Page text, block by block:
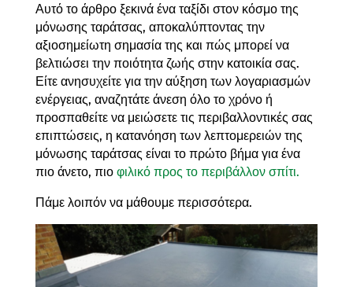
Αυτό το άρθρο ξεκινά ένα ταξίδι στον κόσμο της
μόνωσης ταράτσας, αποκαλύπτοντας την
αξιοσημείωτη σημασία της και πώς μπορεί να
βελτιώσει την ποιότητα ζωής στην κατοικία σας.
Είτε ανησυχείτε για την αύξηση των λογαριασμών
ενέργειας, αναζητάτε άνεση όλο το χρόνο ή
προσπαθείτε να μειώσετε τις περιβαλλοντικές σας
επιπτώσεις, η κατανόηση των λεπτομερειών της
μόνωσης ταράτσας είναι το πρώτο βήμα για ένα
πιο άνετο, πιο φιλικό προς το περιβάλλον σπίτι.
Πάμε λοιπόν να μάθουμε περισσότερα.